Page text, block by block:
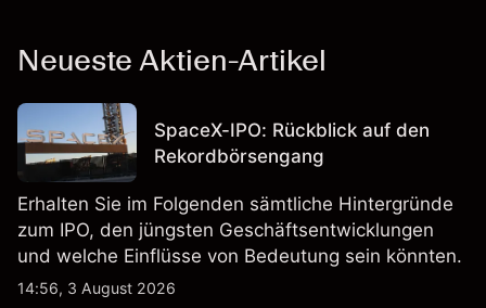
Neueste Aktien-Artikel
SpaceX-IPO: Rückblick auf den
Rekordbörsengang
Erhalten Sie im Folgenden sämtliche Hintergründe
zum IPO, den jüngsten Geschäftsentwicklungen
und welche Einflüsse von Bedeutung sein könnten.
14:56, 3 August 2026